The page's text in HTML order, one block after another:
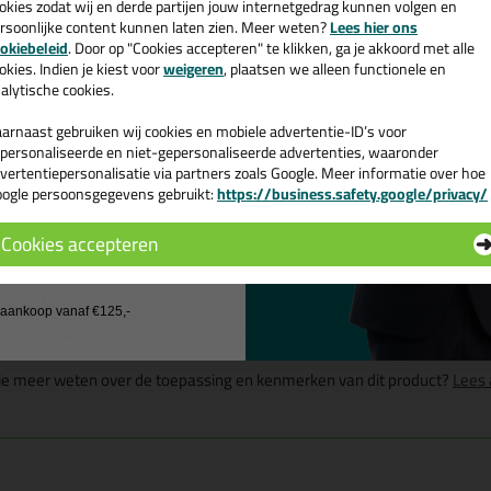
Omschrijving
Reservemesjes voor
de ANZA Reservemesjes voor afbreekmes (10stuks) in 18 mm
meer weten over de toepassing en kenmerken van dit product?
zodat wij en derde partijen jouw internetgedrag kunnen volgen en
content kunnen laten zien. Meer weten?Lees hier ons
. Door op "Cookies accepteren" te klikken, ga je akkoord met alle
Indien je kiest voorweigeren, plaatsen we alleen functionele en
cookies.
gebruiken wij cookies en mobiele advertentie-ID’s voor
en niet-gepersonaliseerde advertenties, waaronder
via partners zoals Google. Meer informatie over hoe
persoonsgegevens gebruikt:https://business.safety.google/privacy/
Cookies accepteren
en ontvang een
€35,-bij je eerste bestelling!
de actiecode ›
geen cadeau
vanaf €125,-